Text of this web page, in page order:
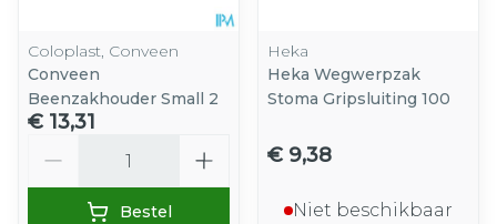
Coloplast, Conveen
Conveen
Beenzakhouder Small 2
€ 13,31
Bestel
Heka
Heka Wegwerpzak
Stoma Gripsluiting 100
€ 9,38
Niet beschikbaar